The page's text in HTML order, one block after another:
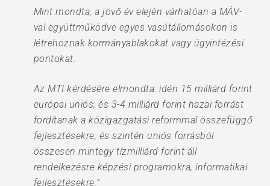
Mint mondta, a jövő év elején várhatóan a MÁV-
val együttműködve egyes vasútállomásokon is
létrehoznak kormányablakokat vagy ügyintézési
pontokat.
Az MTI kérdésére elmondta: idén 15 milliárd forint
európai uniós, és 3-4 milliárd forint hazai forrást
fordítanak a közigazgatási reformmal összefüggő
fejlesztésekre, és szintén uniós forrásból
összesen mintegy tízmilliárd forint áll
rendelkezésre képzési programokra, informatikai
fejlesztésekre.”